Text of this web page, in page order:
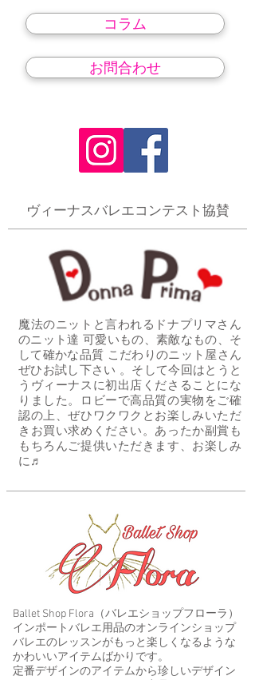
コラム
お問合わせ
​ヴィーナスバレエコンテスト協賛
魔法のニットと言われるドナプリマさん
のニット達 可愛いもの、素敵なもの、そ
して確かな品質 こだわりのニット屋さん
ぜひお試し下さい 。そして今回はとうと
うヴィーナスに初出店くださることにな
りました。ロビーで高品質の実物をご確
認の上、ぜひワクワクとお楽しみいただ
きお買い求めください。あったか副賞も
もちろんご提供いただきます、お楽しみ
に♬
Ballet Shop Flora（バレエショップフローラ）​
インポートバレエ用品のオンラインショップ
バレエのレッスンがもっと楽しくなるような
かわいいアイテムばかりです。
定番デザインのアイテムから珍しいデザイン